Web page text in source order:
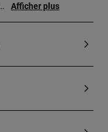
Afficher plus